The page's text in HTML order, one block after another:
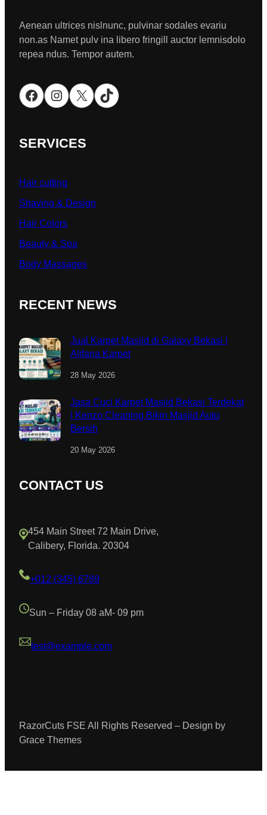
Aenean ultrices nislnunc, pulvinar sodales evariu
non.as Namet pulv ina libero fringill auctor lemnisdolo
repea ndus. Tempor autem.
Facebook Instagram X TikTok
SERVICES
Hair cutting
Shaving & Design
Hair Colors
Beauty & Spa
Body Massages
RECENT NEWS
Jual Karpet Masjid di Galaxy Bekasi |
Alifana Karpet
28 May 2026
Jasa Cuci Karpet Masjid Bekasi Terdekat
| Kenzo Cleaning Bikin Masjid Auto
Bersih
20 May 2026
CONTACT US
454 Main Street 72 Main Drive,
Calibery, Florida. 20304
+012 (345) 6789
Sun – Friday 08 aM- 09 pm
test@example.com
RazorCuts FSE All Rights Reserved – Design by
Grace Themes